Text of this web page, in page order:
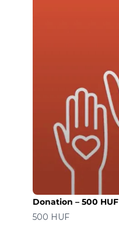
Donation – 500 HUF
价格
500 HUF